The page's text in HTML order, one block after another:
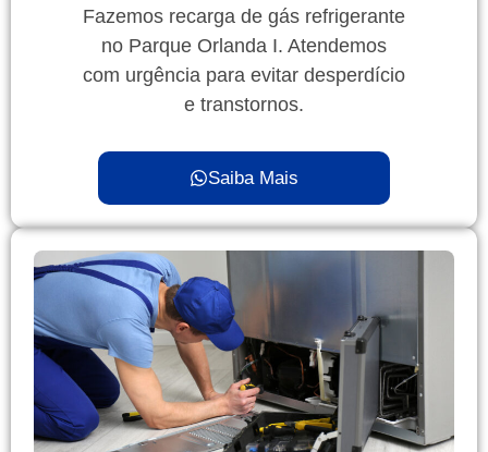
Fazemos recarga de gás refrigerante
no Parque Orlanda I. Atendemos
com urgência para evitar desperdício
e transtornos.
Saiba Mais